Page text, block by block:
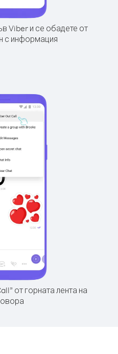
Viber и се обадете от
с информация
от горната лента на